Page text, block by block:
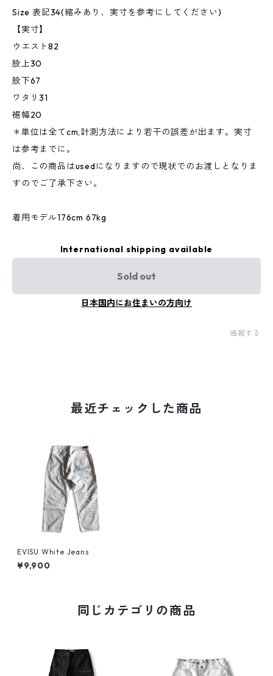
Size 表記34(縮みあり、実寸を参考にしてください)
【実寸】
ウエスト82
股上30
股下67
ワタリ31
裾幅20
＊単位は全てcm,計測方法により若干の誤差が出ます。実寸
は参考までに。
尚、この商品はusedになりますので現状でのお渡しとなりま
すのでご了承下さい。
着用モデル176cm 67kg
International shipping available
Sold out
日本国内にお住まいの方向け
通報する
最近チェックした商品
EVISU White Jeans
¥9,900
同じカテゴリの商品